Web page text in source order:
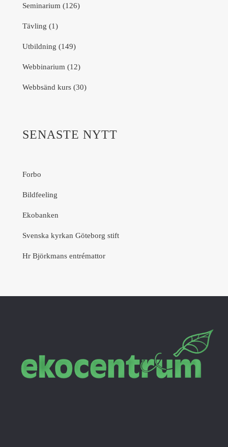
Seminarium (126)
Tävling (1)
Utbildning (149)
Webbinarium (12)
Webbsänd kurs (30)
SENASTE NYTT
Forbo
Bildfeeling
Ekobanken
Svenska kyrkan Göteborg stift
Hr Björkmans entrémattor